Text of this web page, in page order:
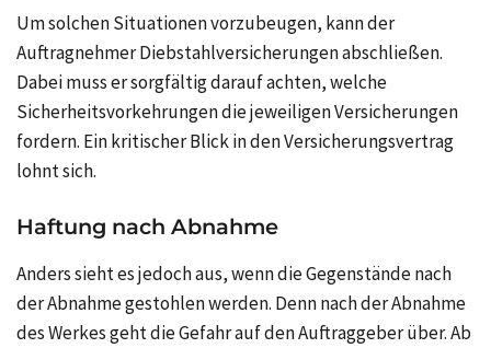
Um solchen Situationen vorzubeugen, kann der
Auftragnehmer Diebstahlversicherungen abschließen.
Dabei muss er sorgfältig darauf achten, welche
Sicherheitsvorkehrungen die jeweiligen Versicherungen
fordern. Ein kritischer Blick in den Versicherungsvertrag
lohnt sich.
Haftung nach Abnahme
Anders sieht es jedoch aus, wenn die Gegenstände nach
der Abnahme gestohlen werden. Denn nach der Abnahme
des Werkes geht die Gefahr auf den Auftraggeber über. Ab